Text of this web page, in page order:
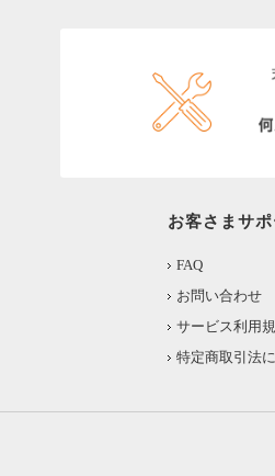
お客さまサポ
FAQ
お問い合わせ
サービス利用
特定商取引法